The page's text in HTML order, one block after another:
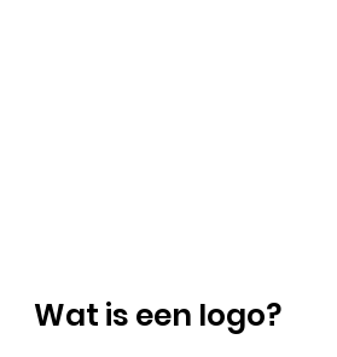
Wat is een logo?